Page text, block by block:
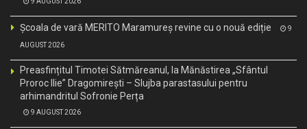
Școala de vară MERITO Maramureș revine cu o nouă ediție 9
AUGUST 2026
Preasfințitul Timotei Sătmăreanul, la Mănăstirea „Sfântul
Proroc Ilie” Dragomirești – Slujba parastasului pentru
arhimandritul Sofronie Perța
9 AUGUST 2026